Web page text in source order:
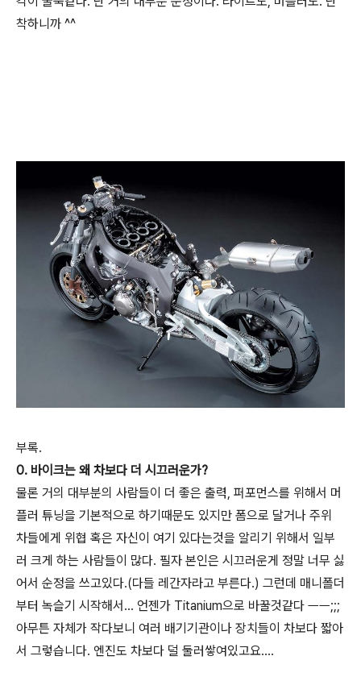
착하니까 ^^
부록.
0. 바이크는 왜 차보다 더 시끄러운가?
물론 거의 대부분의 사람들이 더 좋은 출력, 퍼포먼스를 위해서 머
플러 튜닝을 기본적으로 하기때문도 있지만 폼으로 달거나 주위
차들에게 위협 혹은 자신이 여기 있다는것을 알리기 위해서 일부
러 크게 하는 사람들이 많다. 필자 본인은 시끄러운게 정말 너무 싫
어서 순정을 쓰고있다.(다들 레간자라고 부른다.) 그런데 매니폴더
부터 녹슬기 시작해서... 언젠가 Titanium으로 바꿀것같다 ㅡㅡ;;;
아무튼 자체가 작다보니 여러 배기기관이나 장치들이 차보다 짧아
서 그렇습니다. 엔진도 차보다 덜 둘러쌓여있고요....